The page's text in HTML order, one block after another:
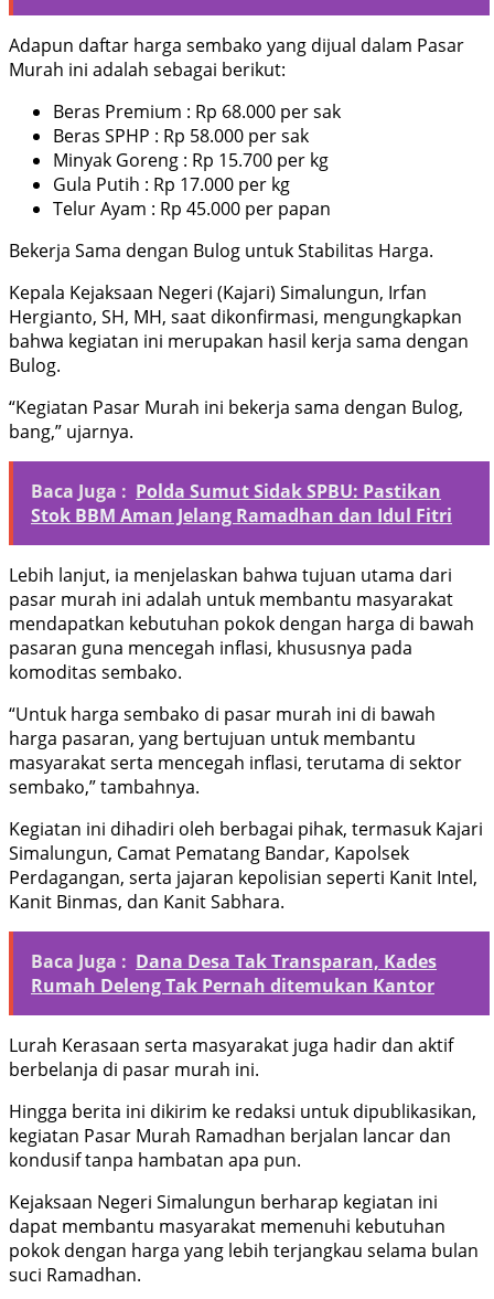
Adapun daftar harga sembako yang dijual dalam Pasar
Murah ini adalah sebagai berikut:
Beras Premium : Rp 68.000 per sak
Beras SPHP : Rp 58.000 per sak
Minyak Goreng : Rp 15.700 per kg
Gula Putih : Rp 17.000 per kg
Telur Ayam : Rp 45.000 per papan
Bekerja Sama dengan Bulog untuk Stabilitas Harga.
Kepala Kejaksaan Negeri (Kajari) Simalungun, Irfan
Hergianto, SH, MH, saat dikonfirmasi, mengungkapkan
bahwa kegiatan ini merupakan hasil kerja sama dengan
Bulog.
“Kegiatan Pasar Murah ini bekerja sama dengan Bulog,
bang,” ujarnya.
Baca Juga : Polda Sumut Sidak SPBU: Pastikan
Stok BBM Aman Jelang Ramadhan dan Idul Fitri
Lebih lanjut, ia menjelaskan bahwa tujuan utama dari
pasar murah ini adalah untuk membantu masyarakat
mendapatkan kebutuhan pokok dengan harga di bawah
pasaran guna mencegah inflasi, khususnya pada
komoditas sembako.
“Untuk harga sembako di pasar murah ini di bawah
harga pasaran, yang bertujuan untuk membantu
masyarakat serta mencegah inflasi, terutama di sektor
sembako,” tambahnya.
Kegiatan ini dihadiri oleh berbagai pihak, termasuk Kajari
Simalungun, Camat Pematang Bandar, Kapolsek
Perdagangan, serta jajaran kepolisian seperti Kanit Intel,
Kanit Binmas, dan Kanit Sabhara.
Baca Juga : Dana Desa Tak Transparan, Kades
Rumah Deleng Tak Pernah ditemukan Kantor
Lurah Kerasaan serta masyarakat juga hadir dan aktif
berbelanja di pasar murah ini.
Hingga berita ini dikirim ke redaksi untuk dipublikasikan,
kegiatan Pasar Murah Ramadhan berjalan lancar dan
kondusif tanpa hambatan apa pun.
Kejaksaan Negeri Simalungun berharap kegiatan ini
dapat membantu masyarakat memenuhi kebutuhan
pokok dengan harga yang lebih terjangkau selama bulan
suci Ramadhan.